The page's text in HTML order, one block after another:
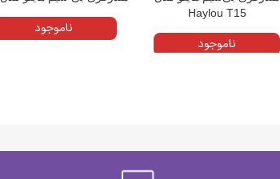
Haylou T15
ناموجود
ناموجود